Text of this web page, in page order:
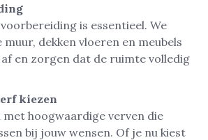
is essentieel. We
muur, dekken vloeren en meubels
en zorgen dat de ruimte volledig
kiezen
met hoogwaardige verven die
bij jouw wensen. Of je nu kiest